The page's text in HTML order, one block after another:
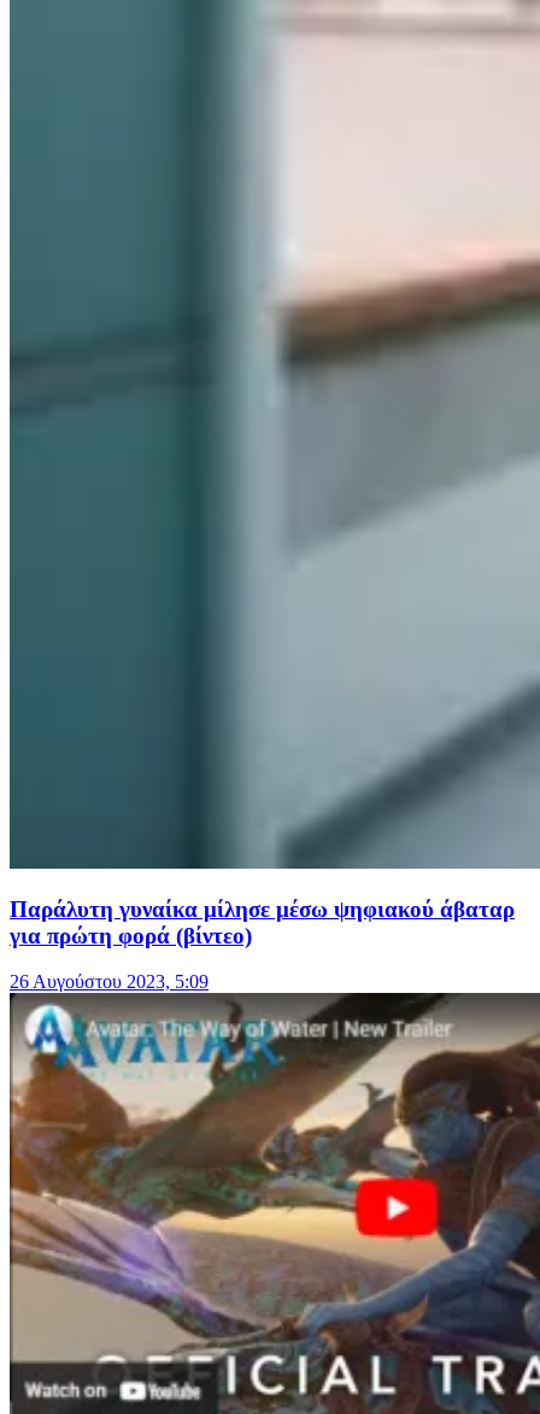
Παράλυτη γυναίκα μίλησε μέσω ψηφιακού άβαταρ
για πρώτη φορά (βίντεο)
26 Αυγούστου 2023, 5:09